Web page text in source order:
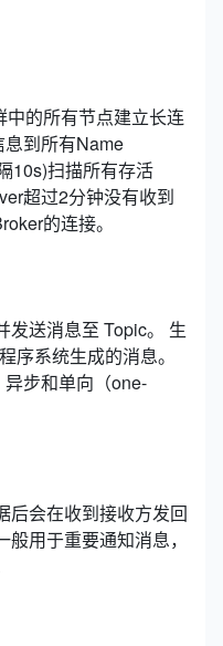
的所有节点建立长连
到所有Name
10s)扫描所有存活
超过2分钟没有收到
的连接。
送消息至 Topic。
生
序系统生成的消息。
步和单向（one-
后会在收到接收方发回
用于重要通知消息，